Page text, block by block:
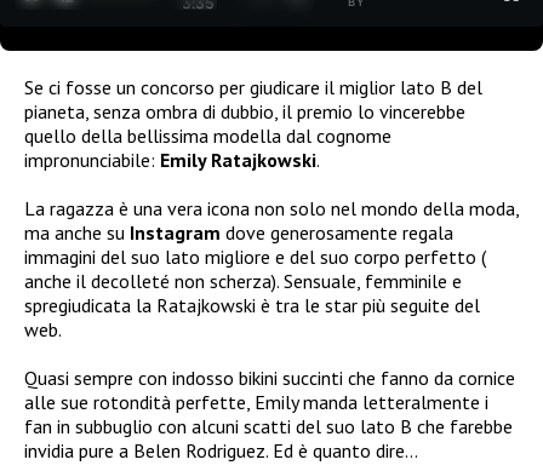
Se ci fosse un concorso per giudicare il miglior lato B del
pianeta, senza ombra di dubbio, il premio lo vincerebbe
quello della bellissima modella dal cognome
impronunciabile: Emily Ratajkowski.
La ragazza è una vera icona non solo nel mondo della moda,
ma anche su Instagram dove generosamente regala
immagini del suo lato migliore e del suo corpo perfetto (
anche il decolleté non scherza). Sensuale, femminile e
spregiudicata la Ratajkowski è tra le star più seguite del
web.
Quasi sempre con indosso bikini succinti che fanno da cornice
alle sue rotondità perfette, Emily manda letteralmente i
fan in subbuglio con alcuni scatti del suo lato B che farebbe
invidia pure a Belen Rodriguez. Ed è quanto dire…